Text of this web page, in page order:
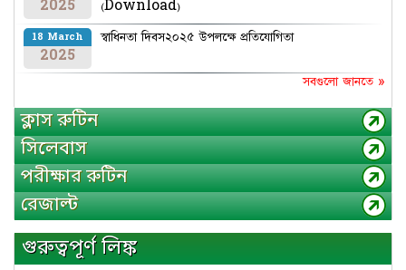
2025 (Download)
18 March
2025
স্বাধিনতা দিবস২০২৫ উপলক্ষে প্রতিযোগিতা
সবগুলো জানতে »
ক্লাস রুটিন
সিলেবাস
পরীক্ষার রুটিন
রেজাল্ট
গুরুত্বপূর্ণ লিঙ্ক